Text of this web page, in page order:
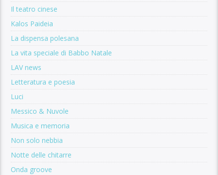
Il teatro cinese
Kalos Paideia
La dispensa polesana
La vita speciale di Babbo Natale
LAV news
Letteratura e poesia
Luci
Messico & Nuvole
Musica e memoria
Non solo nebbia
Notte delle chitarre
Onda groove